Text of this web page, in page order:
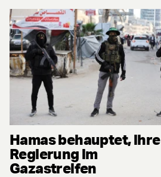
Hamas behauptet, ihre
Regierung im
Gazastreifen